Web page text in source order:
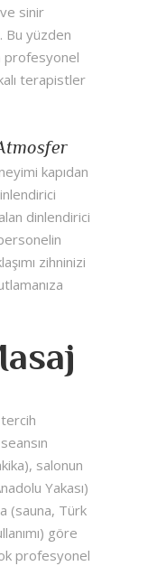
sinir
Bu yüzden
profesyonel
terapistler
kapıdan
dinlendirici
zihninizi
salonun
Yakası)
(sauna, Türk
göre
profesyonel